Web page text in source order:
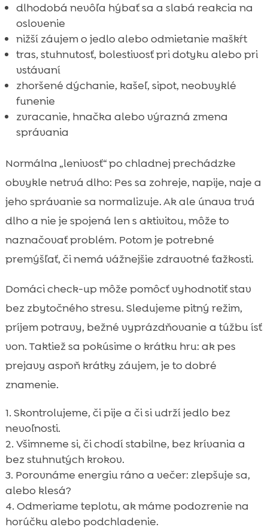
dlhodobá nevôľa hýbať sa a slabá reakcia na
oslovenie
nižší záujem o jedlo alebo odmietanie maškŕt
tras, stuhnutosť, bolestivosť pri dotyku alebo pri
vstávaní
zhoršené dýchanie, kašeľ, sipot, neobvyklé
funenie
zvracanie, hnačka alebo výrazná zmena
správania
Normálna „lenivosť“ po chladnej prechádzke
obvykle netrvá dlho: Pes sa zohreje, napije, naje a
jeho správanie sa normalizuje. Ak ale únava trvá
dlho a nie je spojená len s aktivitou, môže to
naznačovať problém. Potom je potrebné
premýšľať, či nemá vážnejšie zdravotné ťažkosti.
Domáci check-up môže pomôcť vyhodnotiť stav
bez zbytočného stresu. Sledujeme pitný režim,
príjem potravy, bežné vyprázdňovanie a túžbu ísť
von. Taktiež sa pokúsime o krátku hru: ak pes
prejavy aspoň krátky záujem, je to dobré
znamenie.
Skontrolujeme, či pije a či si udrží jedlo bez
nevoľnosti.
Všimneme si, či chodí stabilne, bez krívania a
bez stuhnutých krokov.
Porovnáme energiu ráno a večer: zlepšuje sa,
alebo klesá?
Odmeriame teplotu, ak máme podozrenie na
horúčku alebo podchladenie.